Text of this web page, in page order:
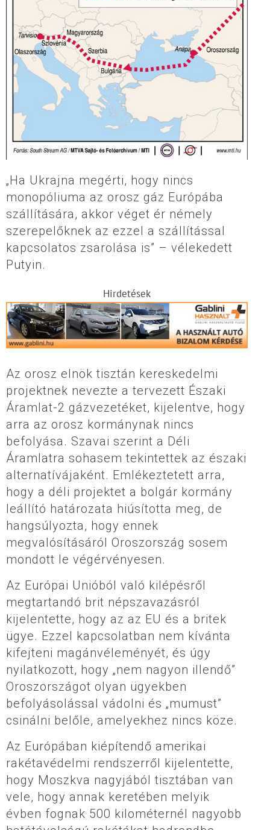
„Ha Ukrajna megérti, hogy nincs
monopóliuma az orosz gáz Európába
szállítására, akkor véget ér némely
szerepelőknek az ezzel a szállítással
kapcsolatos zsarolása is” – vélekedett
Putyin.
Hirdetések
Az orosz elnök tisztán kereskedelmi
projektnek nevezte a tervezett Északi
Áramlat-2 gázvezetéket, kijelentve, hogy
arra az orosz kormánynak nincs
befolyása. Szavai szerint a Déli
Áramlatra sohasem tekintettek az északi
alternatívájaként. Emlékeztetett arra,
hogy a déli projektet a bolgár kormány
leállító határozata hiúsította meg, de
hangsúlyozta, hogy ennek
megvalósításáról Oroszország sosem
mondott le végérvényesen.
Az Európai Unióból való kilépésről
megtartandó brit népszavazásról
kijelentette, hogy az az EU és a britek
ügye. Ezzel kapcsolatban nem kívánta
kifejteni magánvéleményét, és úgy
nyilatkozott, hogy „nem nagyon illendő”
Oroszországot olyan ügyekben
befolyásolással vádolni és „mumust”
csinálni belőle, amelyekhez nincs köze.
Az Európában kiépítendő amerikai
rakétavédelmi rendszerről kijelentette,
hogy Moszkva nagyjából tisztában van
vele, hogy annak keretében melyik
évben fognak 500 kilométernél nagyobb